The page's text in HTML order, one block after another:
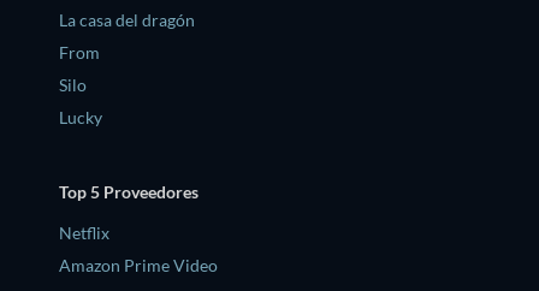
La casa del dragón
From
Silo
Lucky
Top 5 Proveedores
Netflix
Amazon Prime Video